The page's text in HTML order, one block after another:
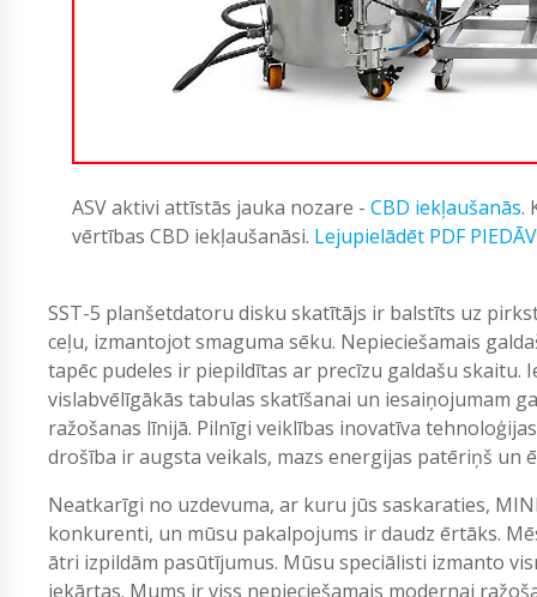
ASV aktivi attīstās jauka nozare - CBD iekļaušanās.
vērtības CBD iekļaušanāsi. Lejupielādēt PDF
SST-5 planšetdatoru disku skatītājs ir balstīts uz
ceļu, izmantojot smaguma sēku. Nepieciešamais
tapēc pudeles ir piepildītas ar precīzu galdašu
vislabvēlīgākās tabulas skatīšanai un iesaiņojumam
ražošanas līnijā. Pilnīgi veiklības inovatīva
drošība ir augsta veikals, mazs energijas patēriņš un
Neatkarīgi no uzdevuma, ar kuru jūs saskaraties,
konkurenti, un mūsu pakalpojums ir daudz ērtāks.
ātri izpildām pasūtījumus. Mūsu speciālisti izmanto
iekārtas. Mums ir viss nepieciešamais modernai